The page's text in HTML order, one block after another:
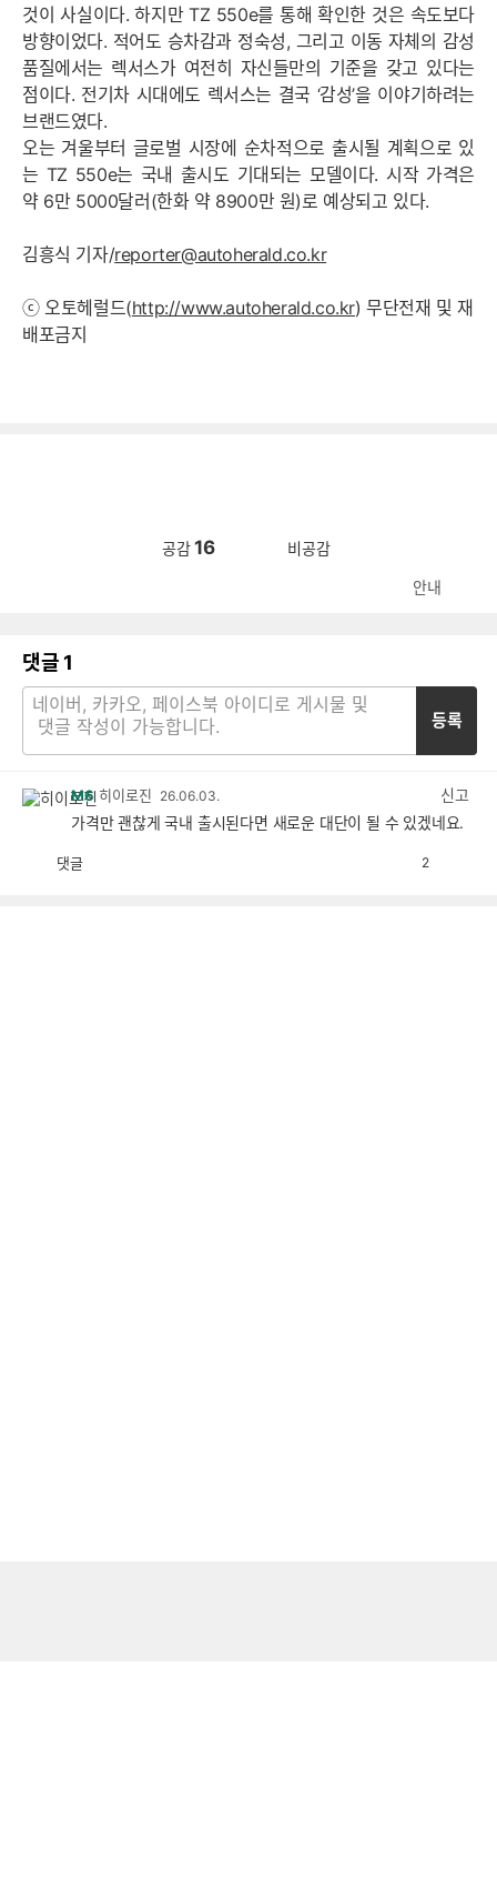
것이 사실이다. 하지만 TZ 550e를 통해 확인한 것은 속도보다
방향이었다. 적어도 승차감과 정숙성, 그리고 이동 자체의 감성
품질에서는 렉서스가 여전히 자신들만의 기준을 갖고 있다는
점이다. 전기차 시대에도 렉서스는 결국 ‘감성’을 이야기하려는
브랜드였다.
오는 겨울부터 글로벌 시장에 순차적으로 출시될 계획으로 있
는 TZ 550e는 국내 출시도 기대되는 모델이다. 시작 가격은
약 6만 5000달러(한화 약 8900만 원)로 예상되고 있다.
김흥식 기자/reporter@autoherald.co.kr
ⓒ 오토헤럴드(http://www.autoherald.co.kr) 무단전재 및 재
배포금지
공감16 비공감
안내
댓글 1
등록
M6 히이로진 26.06.03.
신고
가격만 괜찮게 국내 출시된다면 새로운 대단이 될 수 있겠네요.
댓글 2